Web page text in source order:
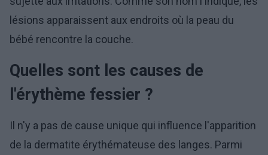
lésions apparaissent aux endroits où la peau du
bébé rencontre la couche.
Quelles sont les causes de
l'érythème fessier ?
Il n'y a pas de cause unique qui influence l'apparition
de la dermatite érythémateuse des langes. Parmi